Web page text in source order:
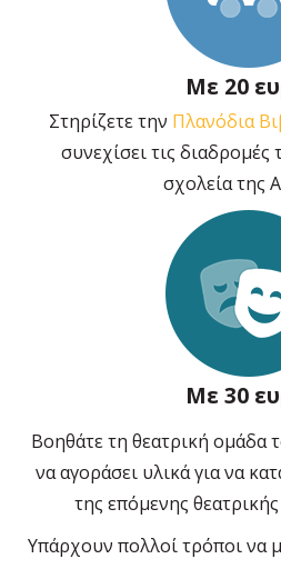
Με 20
Στηρίζετε την Πλανόδια
συνεχίσει τις διαδρομές
σχολεία της
Με 30
Βοηθάτε τη θεατρική ομάδα
να αγοράσει υλικά για να
της επόμενης
Υπάρχουν πολλοί τρόποι να